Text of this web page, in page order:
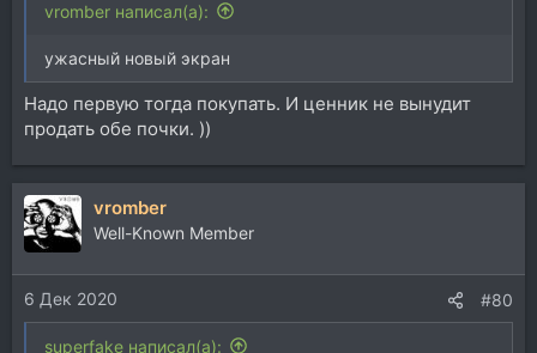
vromber написал(а):
ужасный новый экран
Надо первую тогда покупать. И ценник не вынудит
продать обе почки. ))
vromber
Well-Known Member
6 Дек 2020 #80
superfake написал(а):